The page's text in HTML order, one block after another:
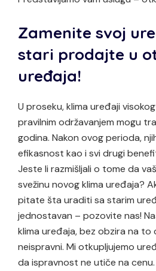
Zamenite svoj
stari prodajte u
uređaja!
U proseku, klima uređaji
pravilnim održavanjem mogu
godina. Nakon ovog perioda,
efikasnost kao i svi drugi
Jeste li razmišljali o tome da
svežinu novog klima uređaja?
pitate šta uraditi sa starim
jednostavan – pozovite nas!
klima uređaja, bez obzira na to
neispravni. Mi otkupljujemo
da ispravnost ne utiče na